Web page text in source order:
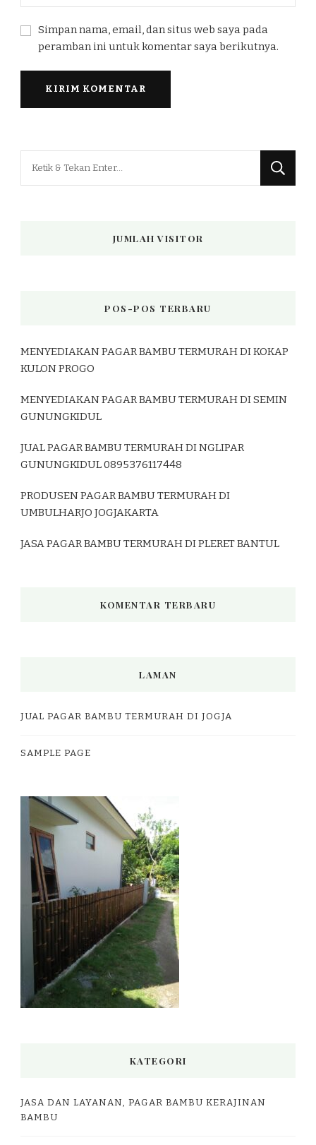
Simpan nama, email, dan situs web saya pada
peramban ini untuk komentar saya berikutnya.
JUMLAH VISITOR
POS-POS TERBARU
MENYEDIAKAN PAGAR BAMBU TERMURAH DI KOKAP
KULON PROGO
MENYEDIAKAN PAGAR BAMBU TERMURAH DI SEMIN
GUNUNGKIDUL
JUAL PAGAR BAMBU TERMURAH DI NGLIPAR
GUNUNGKIDUL 0895376117448
PRODUSEN PAGAR BAMBU TERMURAH DI
UMBULHARJO JOGJAKARTA
JASA PAGAR BAMBU TERMURAH DI PLERET BANTUL
KOMENTAR TERBARU
LAMAN
JUAL PAGAR BAMBU TERMURAH DI JOGJA
SAMPLE PAGE
KATEGORI
JASA DAN LAYANAN, PAGAR BAMBU KERAJINAN
BAMBU